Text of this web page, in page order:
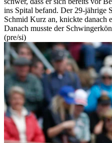
ins Spital befand. Der 29-jährige
Schmid Kurz an, knickte danach
Danach musste der
(pre/si)